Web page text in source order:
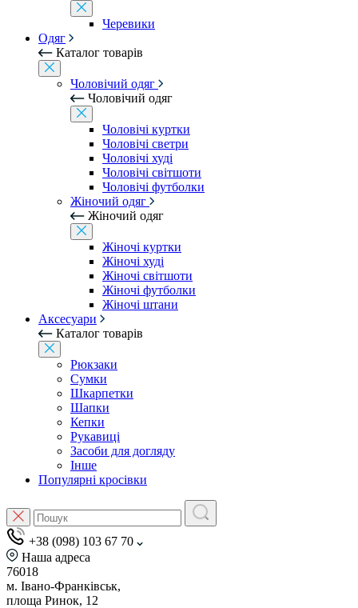
Черевики
Одяг
Каталог товарів
Чоловічий одяг
Чоловічий одяг
Чоловічі куртки
Чоловічі светри
Чоловічі худі
Чоловічі світшоти
Чоловічі футболки
Жіночий одяг
Жіночий одяг
Жіночі куртки
Жіночі худі
Жіночі світшоти
Жіночі футболки
Жіночі штани
Аксесуари
Каталог товарів
Рюкзаки
Сумки
Шкарпетки
Шапки
Кепки
Рукавиці
Засоби для догляду
Інше
Популярні кросівки
+38 (098) 103 67 70
Наша адреса
76018
м. Івано-Франківськ,
площа Ринок, 12